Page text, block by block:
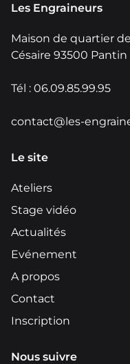
Les Engraineurs
Maison de quartier
Césaire 93500 Pantin
Tél : 06.09.85.99.95
contact@les-
Le site
Ateliers
Stage vidéo
Actualités
Evénement
A propos
Contact
Inscription
Nous suivre